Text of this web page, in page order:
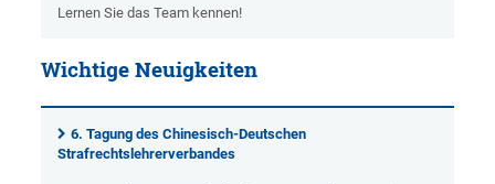
Lernen Sie das Team kennen!
Wichtige Neuigkeiten
6. Tagung des Chinesisch-Deutschen
Strafrechtslehrerverbandes